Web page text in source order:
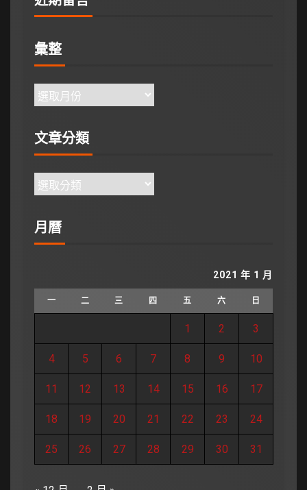
彙整
文章分類
月曆
2021 年 1 月
一 二 三 四 五 六 日
1 2 3
4 5 6 7 8 9 10
11 12 13 14 15 16 17
18 19 20 21 22 23 24
25 26 27 28 29 30 31